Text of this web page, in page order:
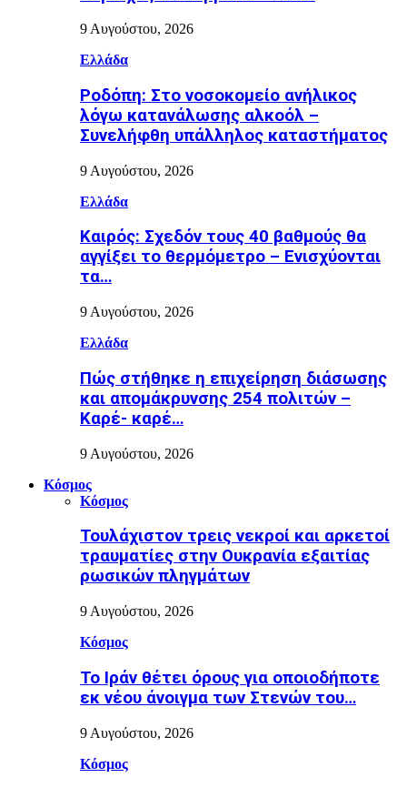
9 Αυγούστου, 2026
Ελλάδα
Ροδόπη: Στο νοσοκομείο ανήλικος
λόγω κατανάλωσης αλκοόλ –
Συνελήφθη υπάλληλος καταστήματος
9 Αυγούστου, 2026
Ελλάδα
Καιρός: Σχεδόν τους 40 βαθμούς θα
αγγίξει το θερμόμετρο – Ενισχύονται
τα…
9 Αυγούστου, 2026
Ελλάδα
Πώς στήθηκε η επιχείρηση διάσωσης
και απομάκρυνσης 254 πολιτών –
Καρέ- καρέ…
9 Αυγούστου, 2026
Κόσμος
Κόσμος
Τουλάχιστον τρεις νεκροί και αρκετοί
τραυματίες στην Ουκρανία εξαιτίας
ρωσικών πληγμάτων
9 Αυγούστου, 2026
Κόσμος
Το Ιράν θέτει όρους για οποιοδήποτε
εκ νέου άνοιγμα των Στενών του…
9 Αυγούστου, 2026
Κόσμος